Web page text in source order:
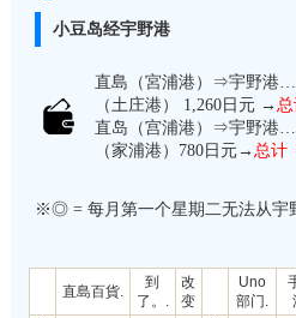
小豆岛经宇野港
直島（宮浦港）⇒宇野港
（土庄港） 1,260日元 →
直岛（宫浦港）⇒宇野港
（家浦港）780日元→ 总计
※◎ = 每月第一个星期二无法从宇
直島百貨.
到
了。.
改
变
Uno
部门.